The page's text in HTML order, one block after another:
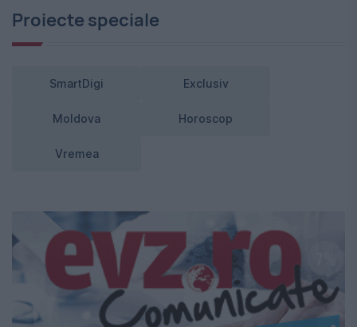
Proiecte speciale
SmartDigi Exclusiv
Moldova Horoscop
Vremea